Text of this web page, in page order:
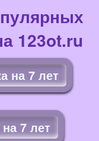
123ot.ru
на 7 лет
7 лет